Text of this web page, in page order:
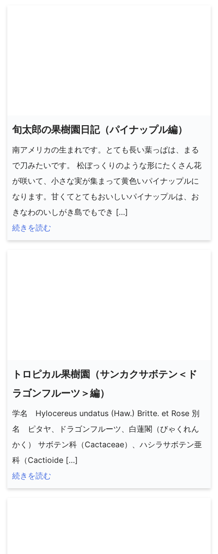
旬太郎の果樹園日記（パイナップル編）
南アメリカの生まれです。とても長い葉っぱは、まる
で刀みたいです。 松ぼっくりのような形にたくさん花
が咲いて、小さな実が集まって黄色いパイナップルに
なります。甘くてとてもおいしいパイナップルは、お
きなわのいしがき島でもでき […]
続きを読む
トロピカル果樹園（サンカクサボテン＜ド
ラゴンフルーツ＞編）
学名 Hylocereus undatus (Haw.) Britte. et Rose 別
名 ピタヤ、ドラゴンフルーツ、白蓮閣（びゃくれん
かく） サボテン科（Cactaceae）、ハシラサボテン亜
科（Cactioide […]
続きを読む